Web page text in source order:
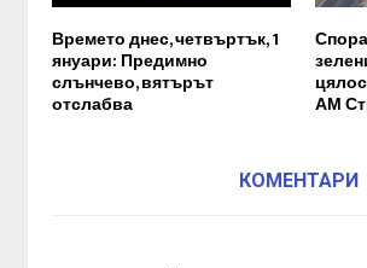
Времето днес, четвъртък, 1
януари: Предимно
слънчево, вятърът
отслабва АМ
КОМЕНТАРИ